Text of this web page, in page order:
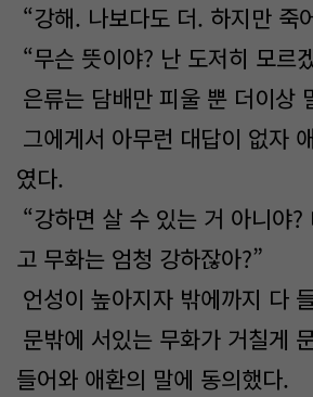
“강해. 나보다도 더. 하지만 죽
“무슨 뜻이야? 난 도저히 모르
은류는 담배만 피울 뿐 더이상
그에게서 아무런 대답이 없자
였다.
“강하면 살 수 있는 거 아니야?
고 무화는 엄청 강하잖아?”
언성이 높아지자 밖에까지 다
문밖에 서있는 무화가 거칠게
들어와 애환의 말에 동의했다.